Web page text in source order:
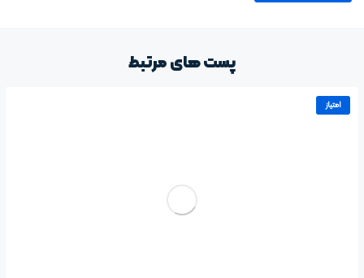
پست های مرتبط
امتیاز